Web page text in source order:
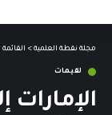
مجلة نقطة العلمية > القائمة
لقيمات
الإمارات